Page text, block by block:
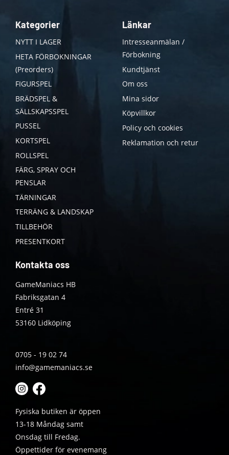
Kategorier
NYTT I LAGER
HETA FÖRBOKNINGAR
(Preorders)
FIGURSPEL
BRÄDSPEL &
SÄLLSKAPSSPEL
PUSSEL
KORTSPEL
ROLLSPEL
FÄRG, SPRAY OCH
PENSLAR
TÄRNINGAR
TERRÄNG & LANDSKAP
TILLBEHÖR
PRESENTKORT
Länkar
Intresseanmälan /
Förbokning
Kundtjänst
Om oss
Mina sidor
Köpvillkor
Policy och cookies
Reklamation och retur
Kontakta oss
GameManiacs HB
Fabriksgatan 4
Entré 31
53160 Lidköping
0705 - 19 02 74
info@gamemaniacs.se
Fysiska butiken är öppen
13-18 Måndag samt
Onsdag till Fredag.
Öppettider för evenemang